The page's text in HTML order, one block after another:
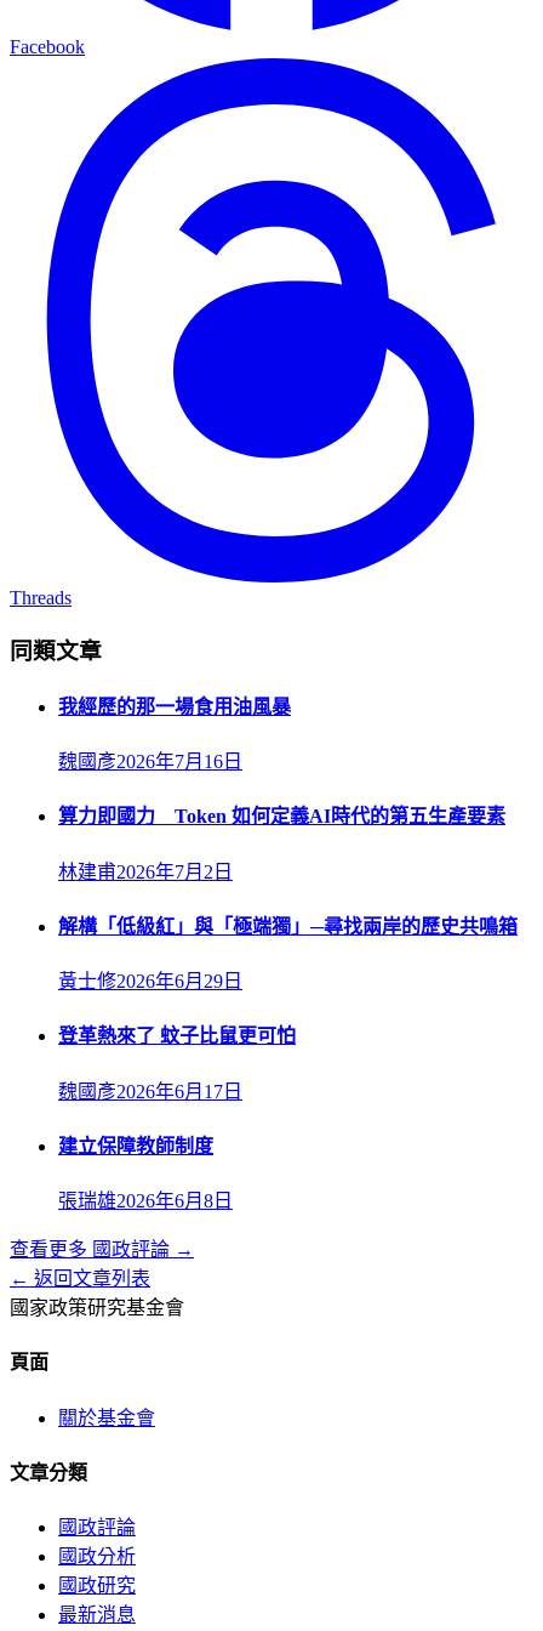
Facebook
Threads
同類文章
我經歷的那一場食用油風暴
魏國彥2026年7月16日
算力即國力 Token 如何定義AI時代的第五生產要素
林建甫2026年7月2日
解構「低級紅」與「極端獨」─尋找兩岸的歷史共鳴箱
黃士修2026年6月29日
登革熱來了 蚊子比鼠更可怕
魏國彥2026年6月17日
建立保障教師制度
張瑞雄2026年6月8日
查看更多 國政評論 →
← 返回文章列表
國家政策研究基金會
頁面
關於基金會
文章分類
國政評論
國政分析
國政研究
最新消息